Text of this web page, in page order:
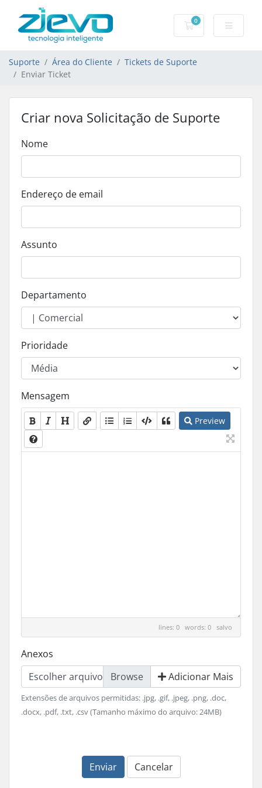
0
Carrinho de
Suporte Área do Cliente
Tickets de Suporte
Enviar Ticket
Criar nova Solicitação de Suporte
Nome
Endereço de email
Assunto
Departamento
Prioridade
Mensagem
Preview
lines: 0 words: 0 salvo
Anexos
Escolher arquivo
Adicionar Mais
Extensões de arquivos permitidas: .jpg, .gif, .jpeg, .png, .doc,
.docx, .pdf, .txt, .csv (Tamanho máximo do arquivo: 24MB)
Enviar Cancelar